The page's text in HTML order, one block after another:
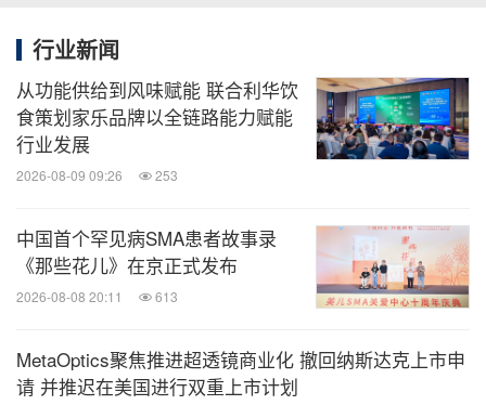
15:00-15:15茶歇
15:15-15:45
孙建琴，复旦大学附属华东医院教授
15:45-16:15文化IP赋能包装设计
路（暂定）
上海百事食品有限公司
行业新闻
从功能供给到风味赋能 联合利华饮
食策划家乐品牌以全链路能力赋能
行业发展
2026-08-09 09:26 253
中国首个罕见病SMA患者故事录
《那些花儿》在京正式发布
2026-08-08 20:11 613
MetaOptics聚焦推进超透镜商业化 撤回纳斯达克上市申
请 并推迟在美国进行双重上市计划